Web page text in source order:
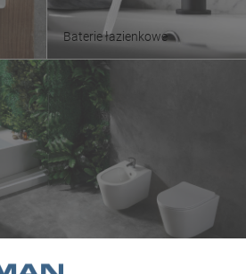
Baterie łazienkowe